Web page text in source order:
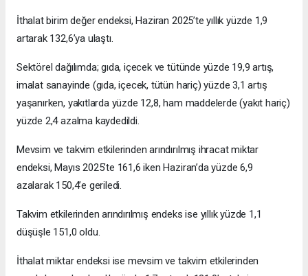
İthalat birim değer endeksi, Haziran 2025’te yıllık yüzde 1,9
artarak 132,6’ya ulaştı.
Sektörel dağılımda; gıda, içecek ve tütünde yüzde 19,9 artış,
imalat sanayinde (gıda, içecek, tütün hariç) yüzde 3,1 artış
yaşanırken, yakıtlarda yüzde 12,8, ham maddelerde (yakıt hariç)
yüzde 2,4 azalma kaydedildi.
Mevsim ve takvim etkilerinden arındırılmış ihracat miktar
endeksi, Mayıs 2025’te 161,6 iken Haziran’da yüzde 6,9
azalarak 150,4’e geriledi.
Takvim etkilerinden arındırılmış endeks ise yıllık yüzde 1,1
düşüşle 151,0 oldu.
İthalat miktar endeksi ise mevsim ve takvim etkilerinden